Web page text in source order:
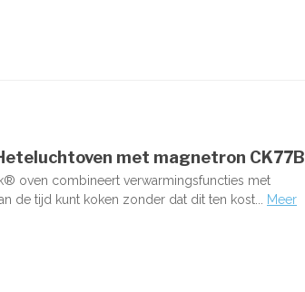
met magnetron CK77B
oven combineert verwarmingsfuncties met
de tijd kunt koken zonder dat dit ten kost...
Meer